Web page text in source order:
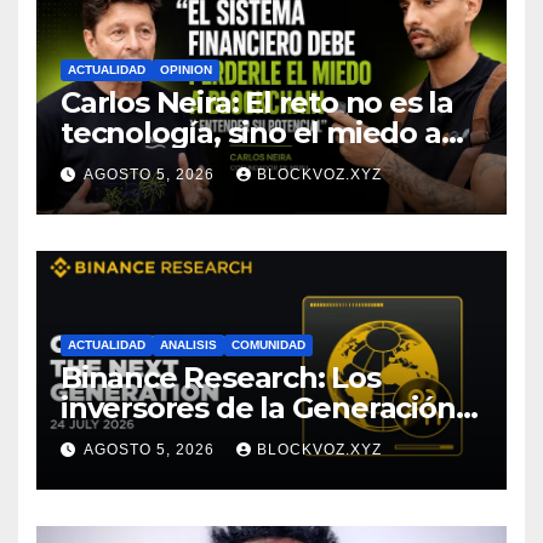
ACTUALIDAD OPINION
Carlos Neira: El reto no es la
tecnología, sino el miedo a
entenderla
AGOSTO 5, 2026 BLOCKVOZ.XYZ
ACTUALIDAD ANALISIS COMUNIDAD
Binance Research: Los
inversores de la Generación Z
empiezan más jóvenes y
muestran mayor disciplina
financiera
AGOSTO 5, 2026 BLOCKVOZ.XYZ